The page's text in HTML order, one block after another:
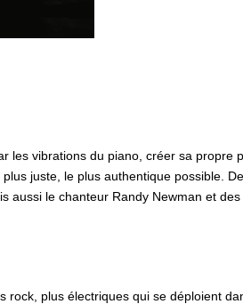
les vibrations du piano, créer sa propre
juste, le plus authentique possible.
aussi le chanteur Randy Newman et
rock, plus électriques qui se déploient